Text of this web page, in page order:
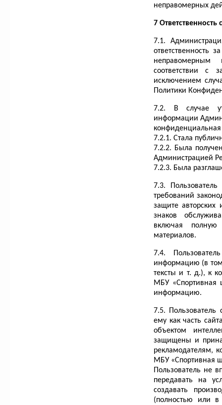
неправомерных
7 Ответственность
7.1.
ответственность
неправомерным
соответствии с
исключением
Политики
7.2. В случае
информации
7.2.1. Стала
7.2.2. Была
Администрацией
7.2.3. Была
7.3.
требований
защите
знаков
включая
материалов.
7.4.
информацию (в
тексты и т. д.), к
МБУ «Спортивная
информацию.
7.5. Пользователь
ему как часть
объектом
защищены и
рекламодателям,
МБУ «Спортивная
Пользователь не
передавать на
создавать
(полностью или в